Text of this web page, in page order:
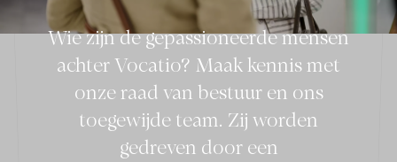
Wie zijn de gepassioneerde mensen
achter Vocatio? Maak kennis met
onze raad van bestuur en ons
toegewijde team. Zij worden
gedreven door een